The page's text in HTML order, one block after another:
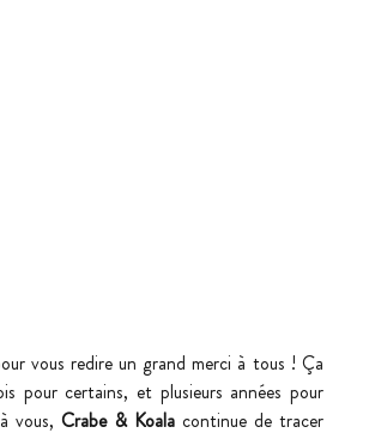
vous redire un grand merci à tous ! Ça
pour certains, et plusieurs années pour
vous, Crabe & Koala continue de tracer